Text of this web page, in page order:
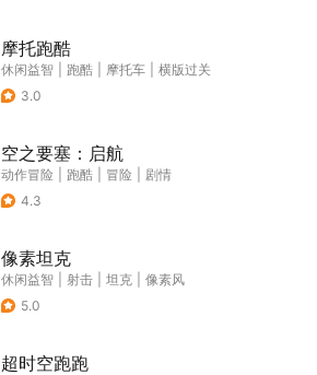
摩托跑酷
休闲益智 跑酷 摩托车
横版过关
3.0
空之要塞：启航
动作冒险 跑酷 冒险
剧情
4.3
像素坦克
休闲益智 射击 坦克
像素风
5.0
超时空跑跑